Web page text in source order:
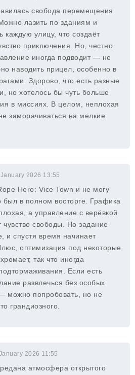
свобода перемещения
лазить по зданиям и
каждую улицу, что создаёт
приключения. Но, честно
иногда подводит — не
наводить прицел, особенно в
Здорово, что есть разные
но хотелось бы чуть больше
в миссиях. В целом, неплохая
заморачиваться на мелкие
2026 13:55
Hero: Vice Town и не могу
был в полном восторге. Графика
а управление с верёвкой
чувство свободы. Но задание
и спустя время начинает
оптимизация под некоторые
так что иногда
Если есть
развлечься без особых
можно попробовать, но не
грандиозного.
2026 11:55
атмосфера открытого